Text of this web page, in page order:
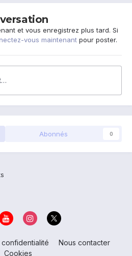
et vous enregistrez plus tard. Si
vous maintenant pour poster.
Abonnés 0
Nous contacter
Cookies